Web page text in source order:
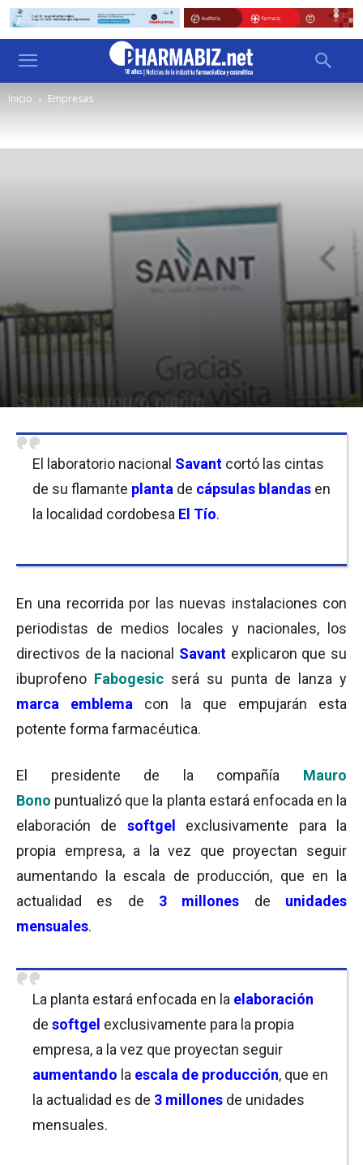
Inicio Empresas
Savant inauguró planta
El laboratorio nacional Savant cortó las cintas
de su flamante planta de cápsulas blandas en
la localidad cordobesa El Tío.
En una recorrida por las nuevas instalaciones con
periodistas de medios locales y nacionales, los
directivos de la nacional Savantexplicaron que su
ibuprofeno Fabogesic será su punta de lanza y
marca emblema con la que empujarán esta
potente forma farmacéutica.
El presidente de la compañía Mauro
Bono puntualizó que la planta estará enfocada en la
elaboración de softgel
exclusivamente para la
propia empresa, a la vez que proyectan seguir
aumentando la escala de producción, que en la
actualidad es de 3 millones de unidades
mensuales.
La planta estará enfocada en la elaboración
de softgel exclusivamente para la propia
empresa, a la vez que proyectan seguir
aumentando la escala de producción, que en
la actualidad es de 3 millones de unidades
mensuales.